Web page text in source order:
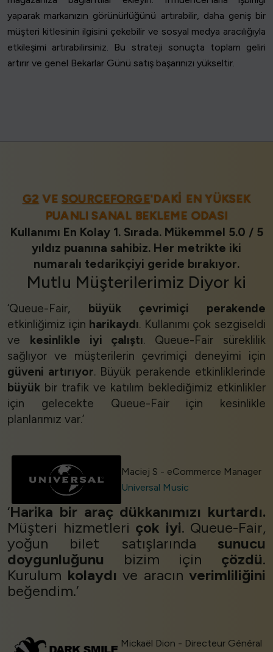
yaparak markanızın görünürlüğünü artırabilir, daha geniş bir
müşteri kitlesinin ilgisini çekebilir ve sosyal medya aracılığıyla
etkileşimi artırabilirsiniz. Bu strateji sonuçta toplam geliri
artırır ve genel Bekarlar Günü satış başarınızı yükseltir.
G2 VE SOURCEFORGE'DAKI EN YÜKSEK
PUANLI SANAL BEKLEME ODASI
Kullanımı En Kolay 1. Sırada. Mükemmel 5.0 / 5
yıldız puanına sahibiz. Her metrikte iki
numaralı tedarikçiyi geride bırakıyor.
Mutlu Müşterilerimiz Diyor ki
‘Queue-Fair, büyük çevrimiçi perakende
etkinliğimiz için harikaydı. Kullanımı çok sezgiseldi
ve kesinlikle iyi çalıştı. Queue-Fair süreklilik
sağlıyor ve müşterilerin çevrimiçi deneyimi için
güveni artırıyor. Büyük perakende etkinliklerinde
büyük bir trafik ve katılım beklediğimiz etkinlikler
için gelecekte Queue-Fair için kesinlikle
planlarımız var.’
Maciej S - eCommerce Manager
Universal Music
‘Harika bir araç dükkanımızı kurtardı.
Müşteri hizmetleri çok iyi. Queue-Fair,
yoğun bilet satışlarında sunucu
doygunluğunu bizim için çözdü.
Kurulum kolaydı ve aracın verimliliğini
beğendim.’
Mickaël Dion - Directeur Général